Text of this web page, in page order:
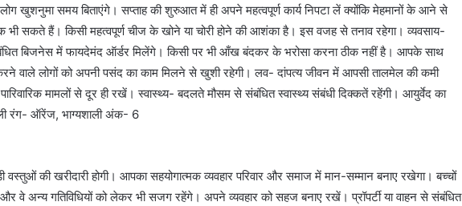
खुशनुमा समय बिताएंगे। सप्ताह की शुरुआत में ही अपने महत्वपूर्ण कार्य निपटा लें क्योंकि मेहमानों के आने से
भी सकते हैं। किसी महत्वपूर्ण चीज के खोने या चोरी होने की आशंका है। इस वजह से तनाव रहेगा। व्यवसाय-
बिजनेस में फायदेमंद ऑर्डर मिलेंगे। किसी पर भी आँख बंदकर के भरोसा करना ठीक नहीं है। आपके साथ
वाले लोगों को अपनी पसंद का काम मिलने से खुशी रहेगी। लव- दांपत्य जीवन में आपसी तालमेल की कमी
मामलों से दूर ही रखें। स्वास्थ्य- बदलते मौसम से संबंधित स्वास्थ्य संबंधी दिक्कतें रहेंगी। आयुर्वेद का
रंग- ऑरेंज, भाग्यशाली अंक- 6
की खरीदारी होगी। आपका सहयोगात्मक व्यवहार परिवार और समाज में मान-सम्मान बनाए रखेगा। बच्चों
वे अन्य गतिविधियों को लेकर भी सजग रहेंगे। अपने व्यवहार को सहज बनाए रखें। प्रॉपर्टी या वाहन से संबंधित